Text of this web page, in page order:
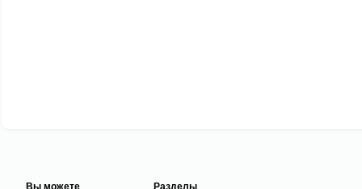
Вы можете Разделы